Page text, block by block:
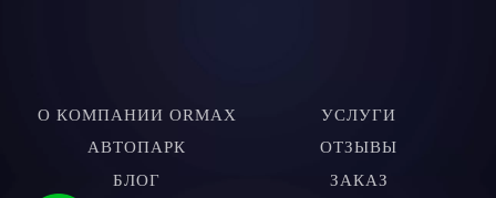
О КОМПАНИИ ORMAX
УСЛУГИ
АВТОПАРК
ОТЗЫВЫ
БЛОГ
ЗАКАЗ